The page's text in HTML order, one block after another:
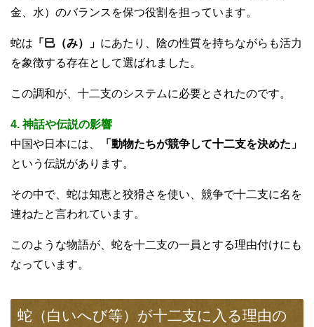
金、水）のバランスを保つ役割を担っています。
蛇は 「巳（み）」 にあたり、陰の性質を持ちながらも活力
を象徴する存在として選ばれました。
この調和が、十二支のシステムに必要とされたのです。
4. 神話や伝説の影響
中国や日本には、
「動物たちが競争して十二支を決めた」
という伝説があります。
その中で、蛇は知恵と狡猾さを使い、競争で十二支に名を
連ねたと言われています。
このような物語が、蛇を十二支の一員とする理由付けにも
なっています。
蛇（白いへび等）が十二支に入る理由の